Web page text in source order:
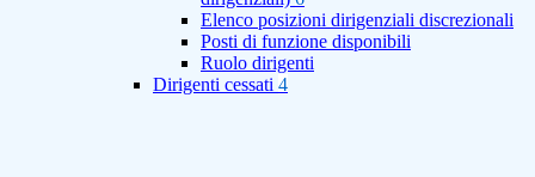
Elenco posizioni dirigenziali discrezionali
Posti di funzione disponibili
Ruolo dirigenti
Dirigenti cessati 4